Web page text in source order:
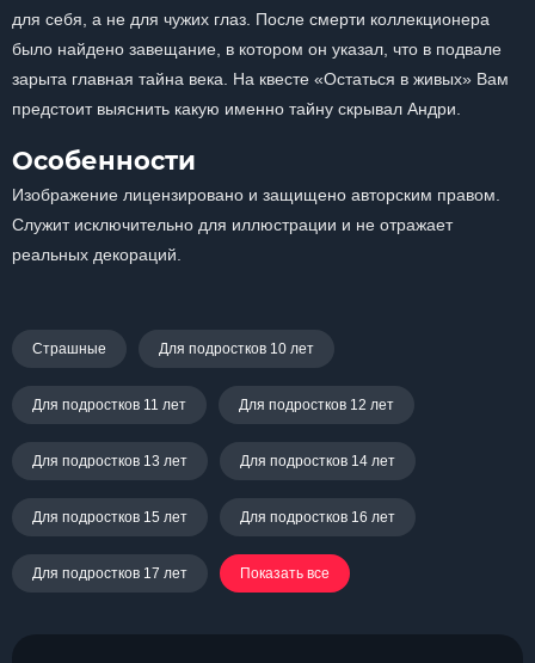
для себя, а не для чужих глаз. После смерти коллекционера
было найдено завещание, в котором он указал, что в подвале
зарыта главная тайна века. На квесте «Остаться в живых» Вам
предстоит выяснить какую именно тайну скрывал Андри.
Особенности
Изображение лицензировано и защищено авторским правом.
Служит исключительно для иллюстрации и не отражает
реальных декораций.
Страшные Для подростков 10 лет
Для подростков 11 лет Для подростков 12 лет
Для подростков 13 лет Для подростков 14 лет
Для подростков 15 лет Для подростков 16 лет
Для подростков 17 лет Показать все